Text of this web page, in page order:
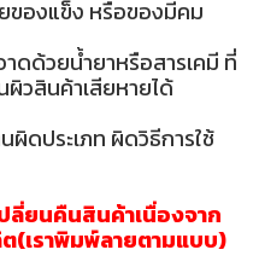
ของแข็ง หรือของมีคม
ดด้วยน้ำยาหรือสารเคมี ที่
ผิวสินค้าเสียหายได้
ดประเภท ผิดวิธีการใช้
ลี่ยนคืนสินค้าเนื่องจาก
(เราพิมพ์ลายตามแบบ)